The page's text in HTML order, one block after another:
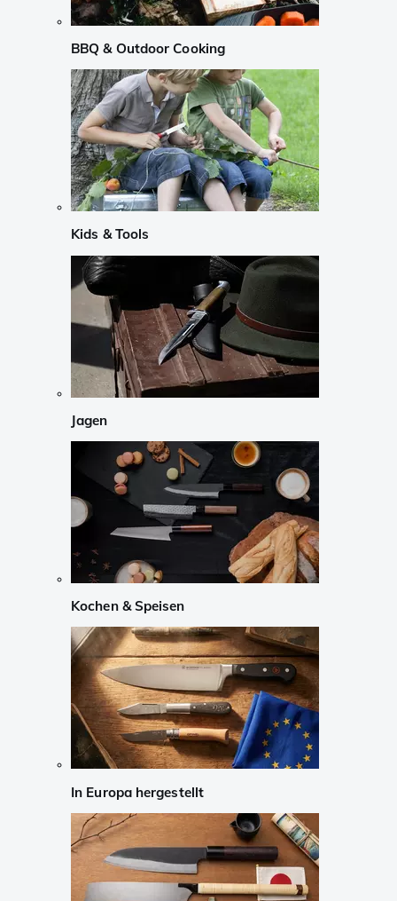
BBQ & Outdoor Cooking
Kids & Tools
Jagen
Kochen & Speisen
In Europa hergestellt